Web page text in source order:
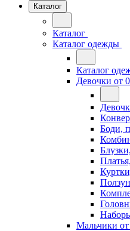
Каталог
Каталог
Каталог одежды
Каталог
Девочки от
Боди,
Мальчики от